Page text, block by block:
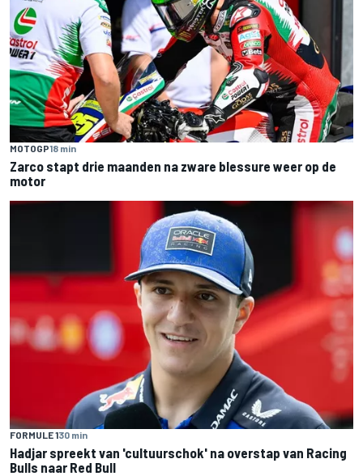
MOTOGP18 min
Zarco stapt drie maanden na zware blessure weer op de
motor
FORMULE 130 min
Hadjar spreekt van 'cultuurschok' na overstap van Racing
Bulls naar Red Bull